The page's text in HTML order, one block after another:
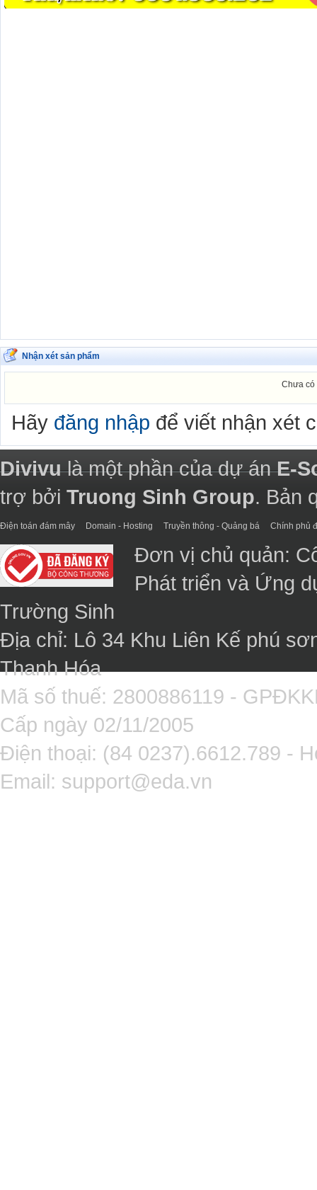
Nhận xét sản phẩm
Chưa có
Hãy đăng nhập để viết nhận xét
Divivulà một phần của dự ánE-
trợ bởi Truong Sinh Group. Bản
Điện toán đám mây Domain - Hosting Truyền thông - Quảng bá Chính phủ
Đơn vị chủ quản:
Phát triển và Ứng
Trường Sinh
Địa chỉ: Lô 34 Khu Liên Kế phú
Thanh Hóa
Mã số thuế: 2800886119 -
Cấp ngày 02/11/2005
Điện thoại: (84 0237).6612.789 -
Email: support@eda.vn